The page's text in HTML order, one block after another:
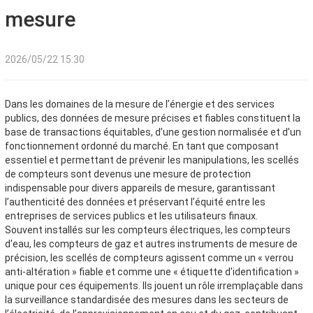
mesure
2026/05/22 15:30
Dans les domaines de la mesure de l’énergie et des services
publics, des données de mesure précises et fiables constituent la
base de transactions équitables, d’une gestion normalisée et d’un
fonctionnement ordonné du marché. En tant que composant
essentiel et permettant de prévenir les manipulations, les scellés
de compteurs sont devenus une mesure de protection
indispensable pour divers appareils de mesure, garantissant
l’authenticité des données et préservant l’équité entre les
entreprises de services publics et les utilisateurs finaux.
Souvent installés sur les compteurs électriques, les compteurs
d'eau, les compteurs de gaz et autres instruments de mesure de
précision, les scellés de compteurs agissent comme un « verrou
anti-altération » fiable et comme une « étiquette d'identification »
unique pour ces équipements. Ils jouent un rôle irremplaçable dans
la surveillance standardisée des mesures dans les secteurs de